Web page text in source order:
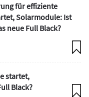
für effiziente
Solarmodule: Ist
neue Full Black?
startet,
Black?